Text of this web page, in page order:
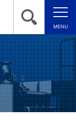
MENU